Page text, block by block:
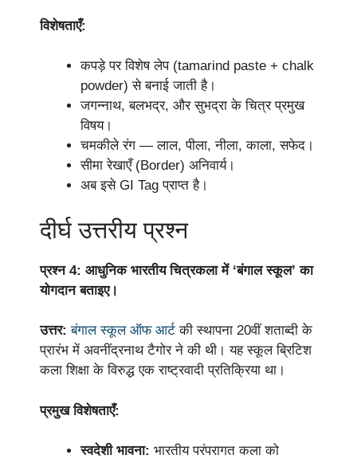
विशेषताएँ:
कपड़े पर विशेष लेप (tamarind paste + chalk
powder) से बनाई जाती है।
जगन्नाथ, बलभद्र, और सुभद्रा के चित्र प्रमुख
विषय।
चमकीले रंग — लाल, पीला, नीला, काला, सफेद।
सीमा रेखाएँ (Border) अनिवार्य।
अब इसे GI Tag प्राप्त है।
दीर्घ उत्तरीय प्रश्न
प्रश्न 4: आधुनिक भारतीय चित्रकला में ‘बंगाल स्कूल’ का
योगदान बताइए।
उत्तर: बंगाल स्कूल ऑफ आर्ट की स्थापना 20वीं शताब्दी के
प्रारंभ में अवनींद्रनाथ टैगोर ने की थी। यह स्कूल ब्रिटिश
कला शिक्षा के विरुद्ध एक राष्ट्रवादी प्रतिक्रिया था।
प्रमुख विशेषताएँ:
स्वदेशी भावना: भारतीय परंपरागत कला को